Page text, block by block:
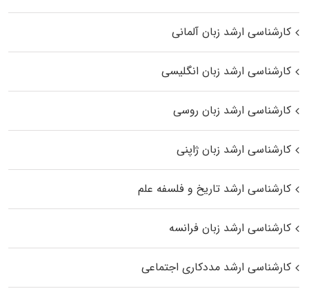
کارشناسی ارشد زبان آلمانی
کارشناسی ارشد زبان انگلیسی
کارشناسی ارشد زبان روسی
کارشناسی ارشد زبان ژاپنی
کارشناسی ارشد تاریخ و فلسفه علم
کارشناسی ارشد زبان فرانسه
کارشناسی ارشد مددکاری اجتماعی